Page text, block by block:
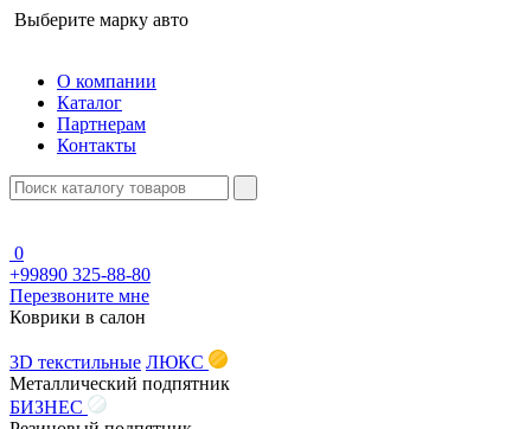
Выберите марку авто
О компании
Каталог
Партнерам
Контакты
0
+99890 325-88-80
Перезвоните мне
Коврики в салон
3D текстильные ЛЮКС
Металлический подпятник
БИЗНЕС